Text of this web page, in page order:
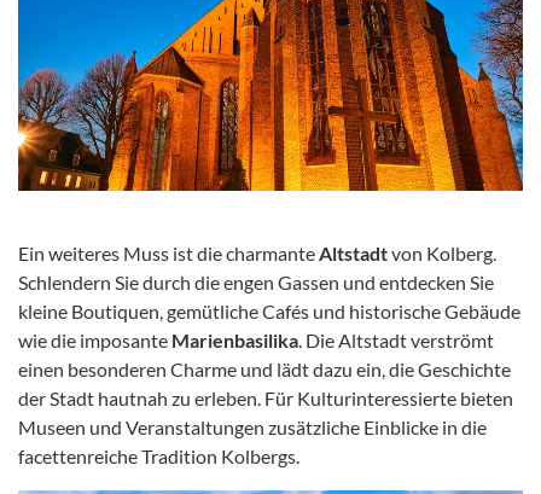
Ein weiteres Muss ist die charmanteAltstadtvon Kolberg.
Schlendern Sie durch die engen Gassen und entdecken Sie
kleine Boutiquen, gemütliche Cafés und historische Gebäude
wie die imposante Marienbasilika. Die Altstadt verströmt
einen besonderen Charme und lädt dazu ein, die Geschichte
der Stadt hautnah zu erleben. Für Kulturinteressierte bieten
Museen und Veranstaltungen zusätzliche Einblicke in die
facettenreiche Tradition Kolbergs.